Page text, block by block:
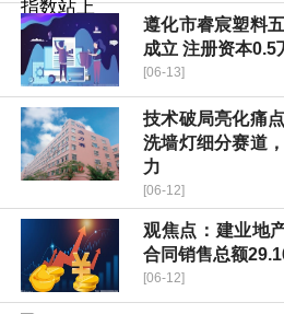
遵化市睿宸塑料
成立 注册资本0.5
[06-13]
技术破局亮化痛
洗墙灯细分赛道
力
[06-12]
观焦点：建业地
合同销售总额
[06-12]